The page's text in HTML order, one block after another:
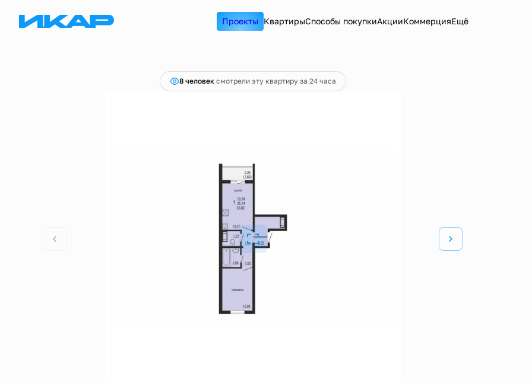
Проекты КвартирыСпособы покупкиАкцииКоммерцияЕщё
1-комнатная 36.82 м 4 733 400 руб.Ипотекаот 16 547 руб.
8 человек смотрели эту квартиру за 24 часа